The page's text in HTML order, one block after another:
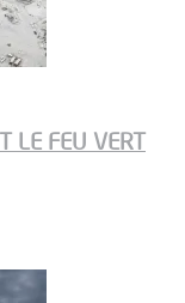
LE FEU VERT